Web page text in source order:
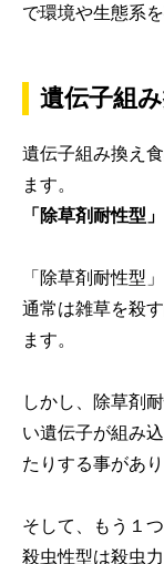
で環境や生態系
遺伝子組
遺伝子組み換え
ます。
「除草剤耐性型
「除草剤耐性型
通常は雑草を殺
ます。
しかし、除草剤
い遺伝子が組み
たりする事があり
そして、もう１
殺虫性型は殺虫